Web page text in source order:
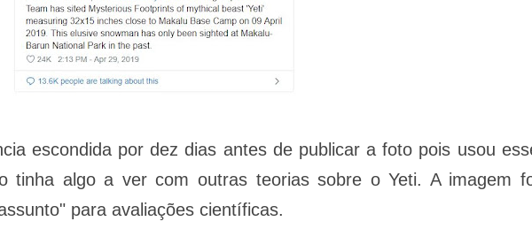
escondida por dez dias antes de publicar a foto pois usou
tinha algo a ver com outras teorias sobre o Yeti. A imagem
para avaliações científicas.